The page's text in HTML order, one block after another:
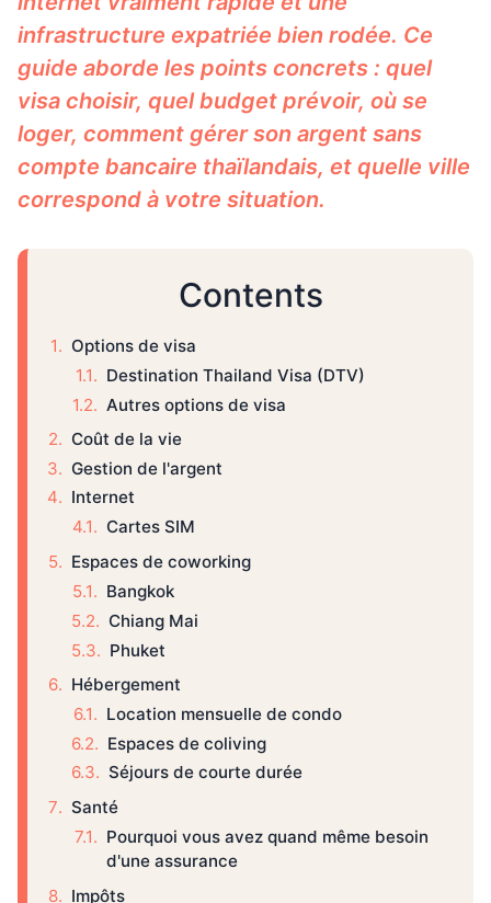
infrastructure expatriée bien rodée. Ce
guide aborde les points concrets : quel
visa choisir, quel budget prévoir, où se
loger, comment gérer son argent sans
compte bancaire thaïlandais, et quelle ville
correspond à votre situation.
Contents
Options de visa
Destination Thailand Visa (DTV)
Autres options de visa
Coût de la vie
Gestion de l'argent
Internet
Cartes SIM
Espaces de coworking
Bangkok
Chiang Mai
Phuket
Hébergement
Location mensuelle de condo
Espaces de coliving
Séjours de courte durée
Santé
Pourquoi vous avez quand même besoin
d'une assurance
Impôts